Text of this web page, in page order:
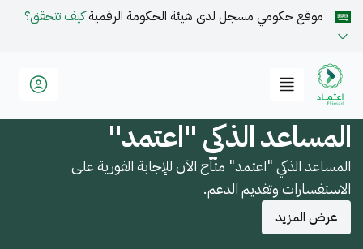
موقع حكومي مسجل لدى هيئة الحكومة الرقميةكيف تتحقق؟
المساعد الذكي "اعتمد"
المساعد الذكي "اعتمد" متاح الآن للإجابة الفورية على
الاستفسارات وتقديم الدعم.
عرض المزيد